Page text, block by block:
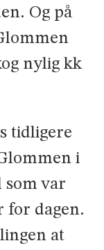
Og på
nylig kk
tidligere
i
som var
for dagen.
at